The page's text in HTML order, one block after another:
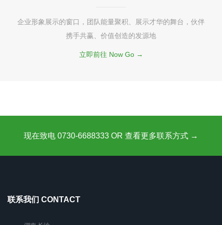
企业形象展示的窗口，团队能量聚积、展示才华的舞台，伙伴
携手共赢、价值创造的发源地
立即前往 Now Go →
现在致电 0730-6688333 OR 查看更多联系方式 →
联系我们 CONTACT